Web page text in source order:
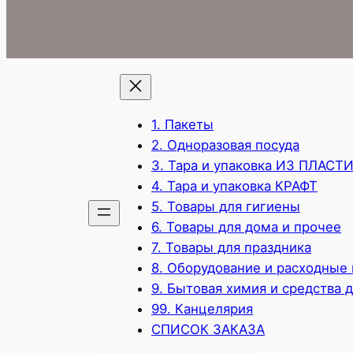
1. Пакеты
2. Одноразовая посуда
3. Тара и упаковка ИЗ
4. Тара и упаковка КРАФТ
5. Товары для гигиены
6. Товары для дома и прочее
7. Товары для праздника
8. Оборудование и расходные
9. Бытовая химия и средства
99. Канцелярия
СПИСОК ЗАКАЗА